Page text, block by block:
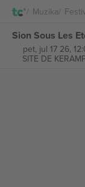
Muzika
Sion Sous Les
pet, jul 17 26,
SITE DE